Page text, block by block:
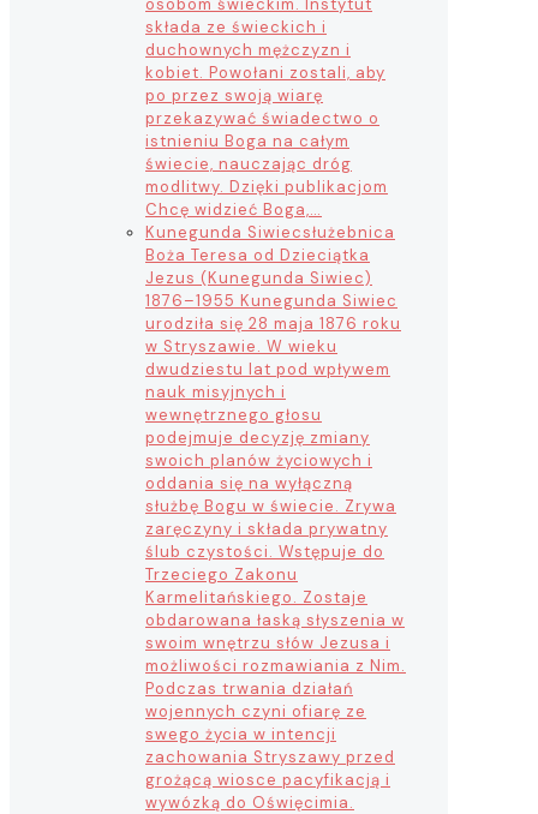
składa ze świeckich i
duchownych mężczyzn i
kobiet. Powołani zostali, aby
po przez swoją wiarę
przekazywać świadectwo o
istnieniu Boga na całym
świecie, nauczając dróg
modlitwy. Dzięki publikacjom
Chcę widzieć Boga,…
Kunegunda Siwiecsłużebnica
Boża Teresa od Dzieciątka
Jezus (Kunegunda Siwiec)
1876–1955 Kunegunda Siwiec
urodziła się 28 maja 1876 roku
w Stryszawie. W wieku
dwudziestu lat pod wpływem
nauk misyjnych i
wewnętrznego głosu
podejmuje decyzję zmiany
swoich planów życiowych i
oddania się na wyłączną
służbę Bogu w świecie. Zrywa
zaręczyny i składa prywatny
ślub czystości. Wstępuje do
Trzeciego Zakonu
Karmelitańskiego. Zostaje
obdarowana łaską słyszenia w
swoim wnętrzu słów Jezusa i
możliwości rozmawiania z Nim.
Podczas trwania działań
wojennych czyni ofiarę ze
swego życia w intencji
zachowania Stryszawy przed
grożącą wiosce pacyfikacją i
wywózką do Oświęcimia.